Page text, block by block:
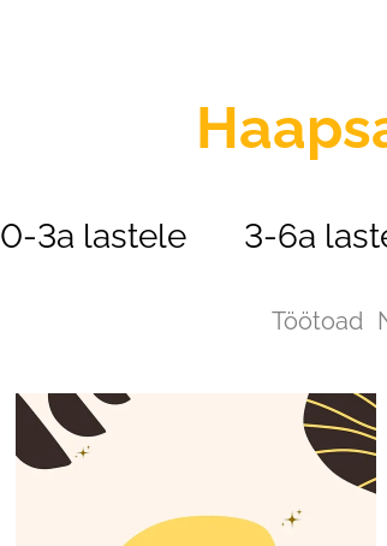
0-3a lastele 3-6a
Töötoad